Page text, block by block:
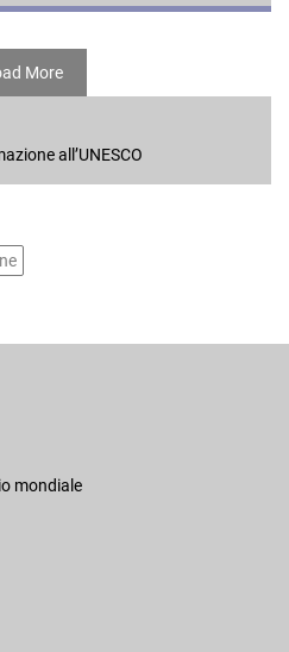
More
all’UNESCO
mondiale